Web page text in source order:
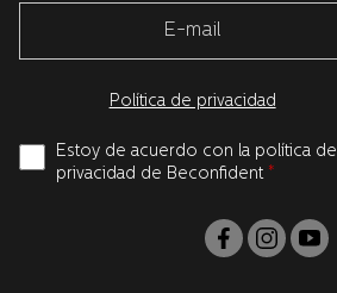
Política de privacidad
Estoy de acuerdo con la política de
privacidad de Beconfident *